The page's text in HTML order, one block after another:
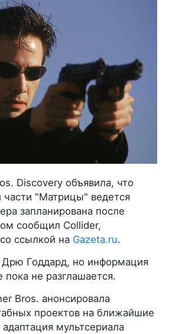
Discovery объявила, что
части "Матрицы" ведется
запланирована после
сообщил Collider,
со ссылкой на Gazeta.ru.
Годдард, но информация
не разглашается.
Bros. анонсировала
проектов на ближайшие
мультсериала